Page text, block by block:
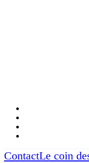
ContactLe coin